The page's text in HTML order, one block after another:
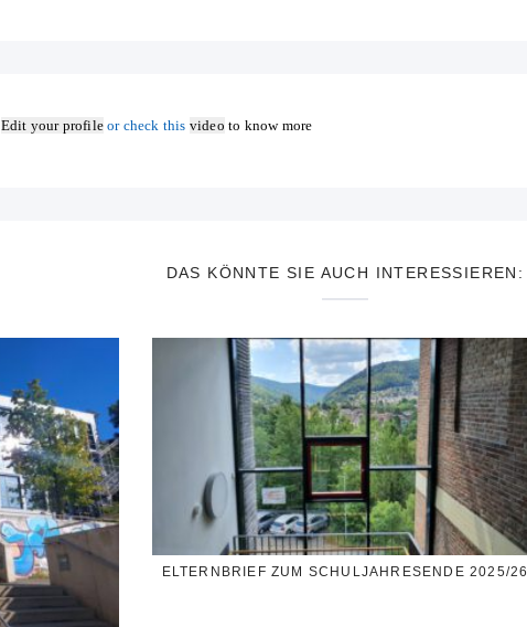
Edit your profileor check this video to know more
DAS KÖNNTE SIE AUCH INTERESSIEREN:
ELTERNBRIEF ZUM SCHULJAHRESENDE 2025/26